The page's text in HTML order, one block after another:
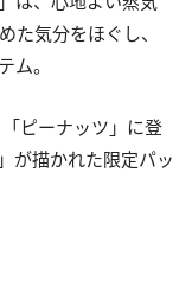
た気分をほぐし、
ム。
ピーナッツ」に登
が描かれた限定パッ